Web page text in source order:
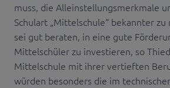
muss, die Alleinstellungsmerkmale
Schulart „Mittelschule“ bekannter zu
sei gut beraten, in eine gute
Mittelschüler zu investieren, so
Mittelschule mit ihrer vertieften
würden besonders die im